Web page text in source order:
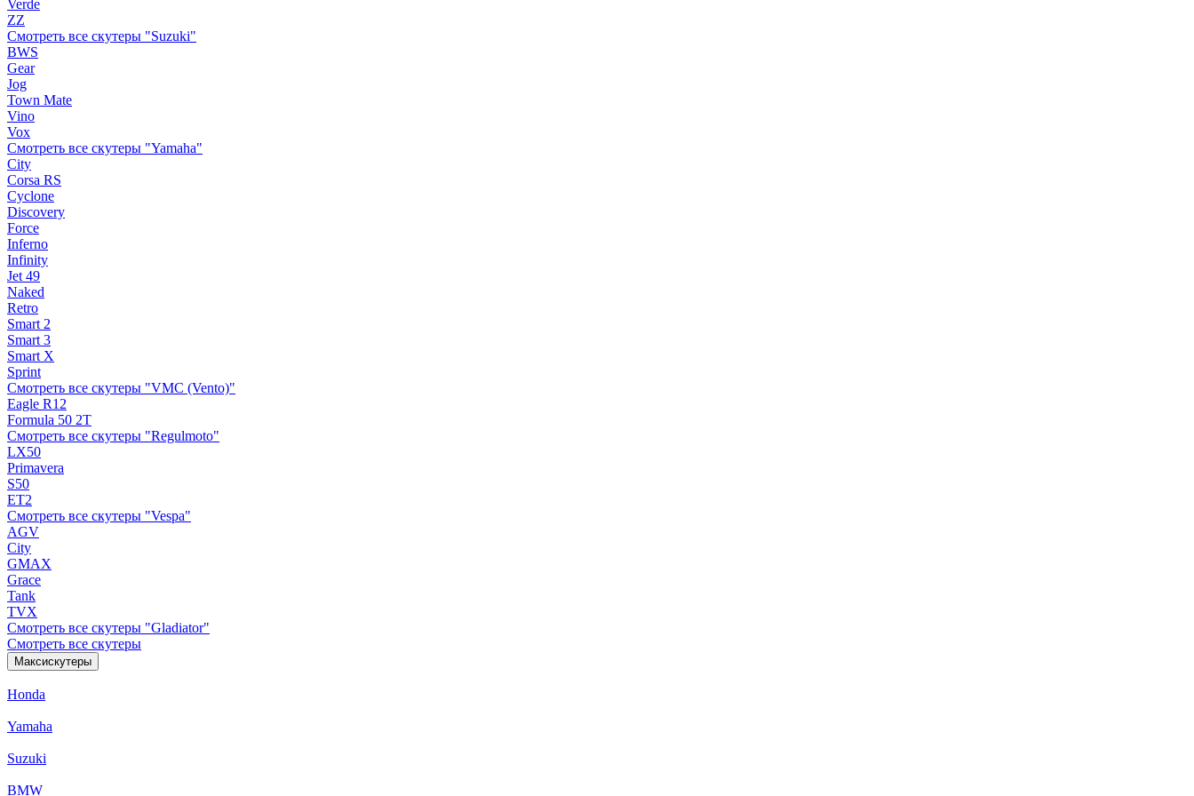
Verde
ZZ
Смотреть все скутеры "Suzuki"
BWS
Gear
Jog
Town Mate
Vino
Vox
Смотреть все скутеры "Yamaha"
City
Corsa RS
Cyclone
Discovery
Force
Inferno
Infinity
Jet 49
Naked
Retro
Smart 2
Smart 3
Smart X
Sprint
Смотреть все скутеры "VMC (Vento)"
Eagle R12
Formula 50 2Т
Смотреть все скутеры "Regulmoto"
LX50
Primavera
S50
ET2
Смотреть все скутеры "Vespa"
AGV
City
GMAX
Grace
Tank
TVX
Смотреть все скутеры "Gladiator"
Смотреть все скутеры
Максискутеры
Honda
Yamaha
Suzuki
BMW